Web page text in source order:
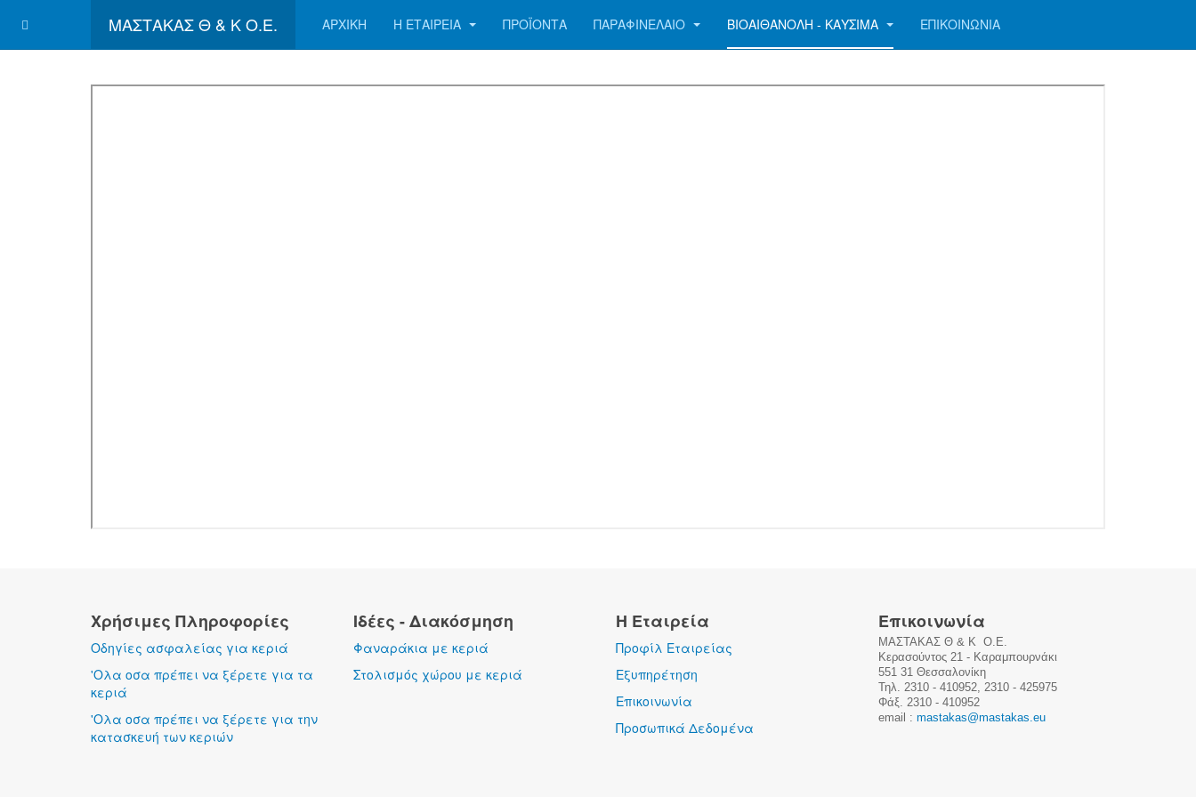
ΜΑΣΤΑΚΑΣ Θ & Κ Ο.Ε. ΑΡΧΙΚΗ Η ΕΤΑΙΡΕΙΑ ΠΡΟÏΟΝΤΑ ΠΑΡΑΦΙΝΕΛΑΙΟ ΒΙΟΑΙΘΑΝΟΛΗ - ΚΑΥΣΙΜΑ ΕΠΙΚΟΙΝΩΝΙΑ
Χρήσιμες Πληροφορίες
Οδηγίες ασφαλείας για κεριά
'Ολα οσα πρέπει να ξέρετε για τα
κεριά
'Ολα οσα πρέπει να ξέρετε για την
κατασκευή των κεριών
Ιδέες - Διακόσμηση
Φαναράκια με κεριά
Στολισμός χώρου με κεριά
Η Εταιρεία
Προφίλ Εταιρείας
Εξυπηρέτηση
Επικοινωνία
Προσωπικά Δεδομένα
Επικοινωνία
ΜΑΣΤΑΚΑΣ Θ & Κ Ο.Ε.
Kερασούντος 21 - Καραμπουρνάκι
551 31 Θεσσαλονίκη
Τηλ. 2310 - 410952, 2310 - 425975
Φάξ. 2310 - 410952
email : mastakas@mastakas.eu